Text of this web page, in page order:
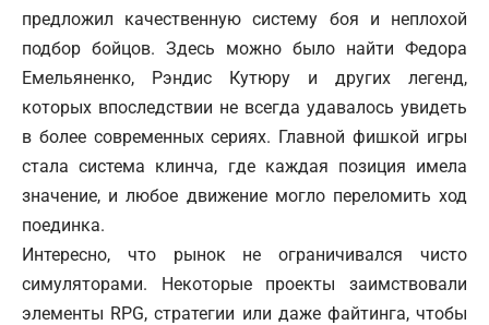
предложил качественную систему боя и неплохой
подбор бойцов. Здесь можно было найти Федора
Емельяненко, Рэндис Кутюру и других легенд,
которых впоследствии не всегда удавалось увидеть
в более современных сериях. Главной фишкой игры
стала система клинча, где каждая позиция имела
значение, и любое движение могло переломить ход
поединка.
Интересно, что рынок не ограничивался чисто
симуляторами. Некоторые проекты заимствовали
элементы RPG, стратегии или даже файтинга, чтобы